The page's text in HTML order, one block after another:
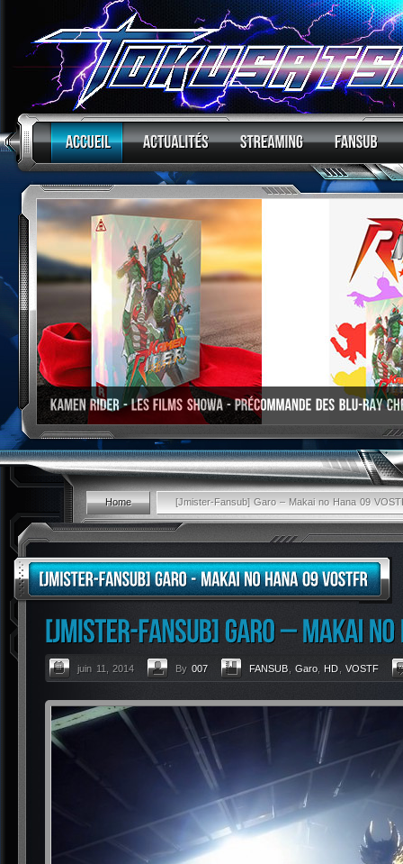
Home [Jmister-Fansub] Garo – Makai no Hana 09
juin 11, 2014 By 007 FANSUB Garo ,HD VOSTF